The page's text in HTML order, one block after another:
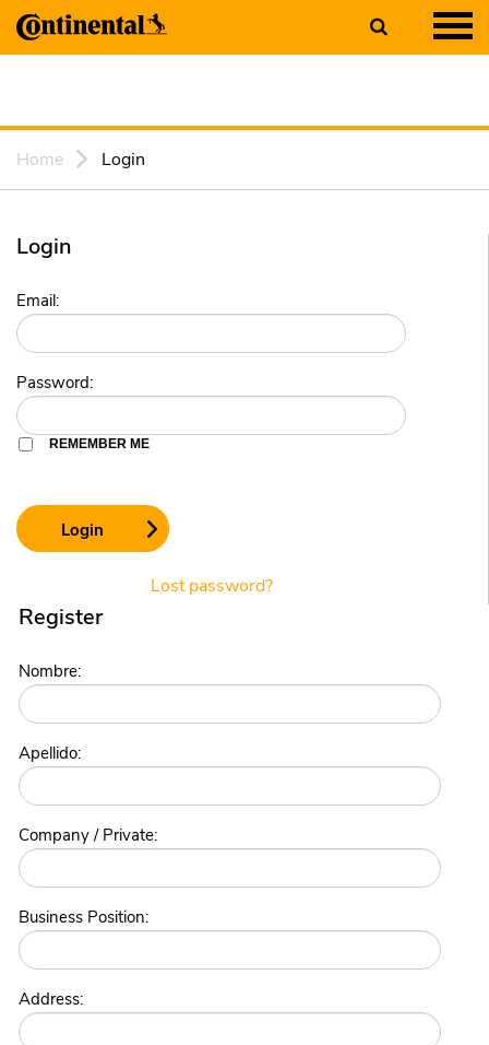
Home Login
Login
Email:
Password:
REMEMBER ME
Lost password?
Register
Nombre:
Apellido:
Company / Private:
Business Position:
Address: